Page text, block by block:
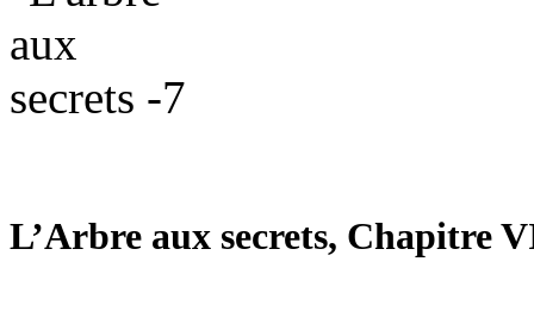
L’Arbre aux secrets, Chapitre